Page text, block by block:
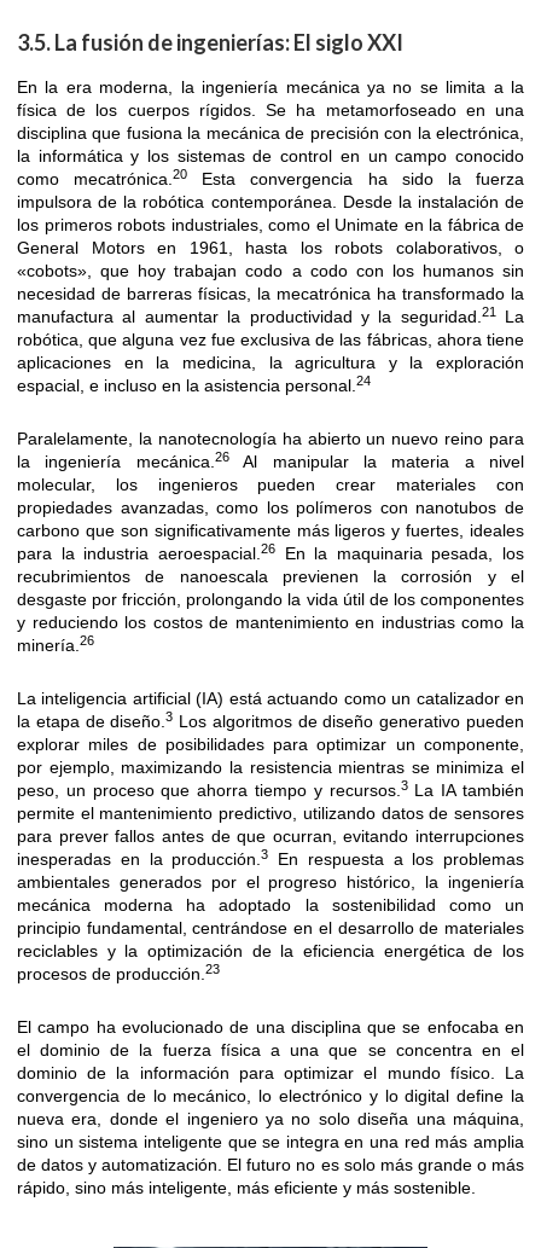
3.5. La fusión de ingenierías: El siglo XXI
En la era moderna, la ingeniería mecánica ya no se limita a la
física de los cuerpos rígidos. Se ha metamorfoseado en una
disciplina que fusiona la mecánica de precisión con la electrónica,
la informática y los sistemas de control en un campo conocido
como mecatrónica.20
Esta convergencia ha sido la fuerza
impulsora de la robótica contemporánea. Desde la instalación de
los primeros robots industriales, como el Unimate en la fábrica de
General Motors en 1961, hasta los robots colaborativos, o
«cobots», que hoy trabajan codo a codo con los humanos sin
necesidad de barreras físicas, la mecatrónica ha transformado la
manufactura al aumentar la productividad y la seguridad.21La
robótica, que alguna vez fue exclusiva de las fábricas, ahora tiene
aplicaciones en la medicina, la agricultura y la exploración
espacial, e incluso en la asistencia personal.24
Paralelamente, la nanotecnología ha abierto un nuevo reino para
la ingeniería mecánica.26Al manipular la materia a nivel
molecular, los ingenieros pueden crear materiales con
propiedades avanzadas, como los polímeros con nanotubos de
carbono que son significativamente más ligeros y fuertes, ideales
para la industria aeroespacial.26En la maquinaria pesada, los
recubrimientos de nanoescala previenen la corrosión y el
desgaste por fricción, prolongando la vida útil de los componentes
y reduciendo los costos de mantenimiento en industrias como la
minería.26
La inteligencia artificial (IA) está actuando como un catalizador en
la etapa de diseño.3 Los algoritmos de diseño generativo pueden
explorar miles de posibilidades para optimizar un componente,
por ejemplo, maximizando la resistencia mientras se minimiza el
peso, un proceso que ahorra tiempo y recursos.3La IA también
permite el mantenimiento predictivo, utilizando datos de sensores
para prever fallos antes de que ocurran, evitando interrupciones
inesperadas en la producción.3
En respuesta a los problemas
ambientales generados por el progreso histórico, la ingeniería
mecánica moderna ha adoptado la sostenibilidad como un
principio fundamental, centrándose en el desarrollo de materiales
reciclables y la optimización de la eficiencia energética de los
procesos de producción.23
El campo ha evolucionado de una disciplina que se enfocaba en
el dominio de la fuerza física a una que se concentra en el
dominio de la información para optimizar el mundo físico. La
convergencia de lo mecánico, lo electrónico y lo digital define la
nueva era, donde el ingeniero ya no solo diseña una máquina,
sino un sistema inteligente que se integra en una red más amplia
de datos y automatización. El futuro no es solo más grande o más
rápido, sino más inteligente, más eficiente y más sostenible.